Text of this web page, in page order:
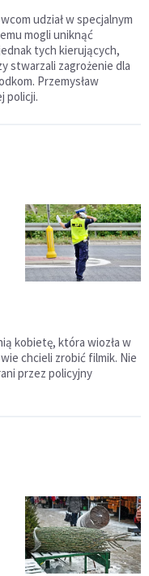
udział w specjalnym
mogli uniknąć
tych kierujących,
stwarzali zagrożenie dla
Przemysław
policji.
kobietę, która wiozła w
chcieli zrobić filmik. Nie
przez policyjny